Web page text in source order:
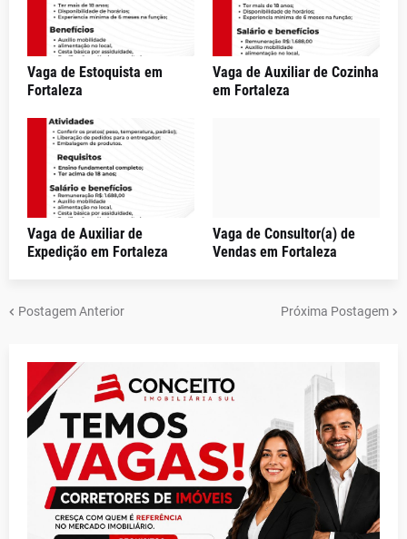
Vaga de Estoquista em
Fortaleza
Vaga de Auxiliar de Cozinha
em Fortaleza
Vaga de Auxiliar de
Expedição em Fortaleza
Vaga de Consultor(a) de
Vendas em Fortaleza
Postagem Anterior Próxima Postagem